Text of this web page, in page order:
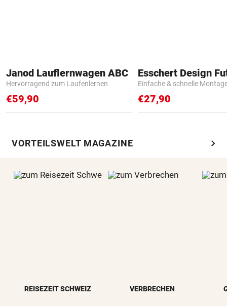
Janod Lauflernwagen ABC
Hervorragend zum Laufenlernen
€59,90
Einfache & schnelle
€27,90
VORTEILSWELT MAGAZINE chevron_right
REISEZEIT SCHWEIZ VERBRECHEN